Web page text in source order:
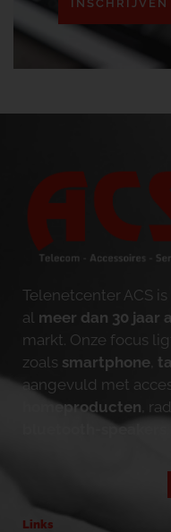
INSCHRIJVEN
Telenetcenter ACS is
al meer dan 30 jaar
markt. Onze focus
zoals smartphone
aangevuld met
homeproducten ,
bluetooth-speakers
Links